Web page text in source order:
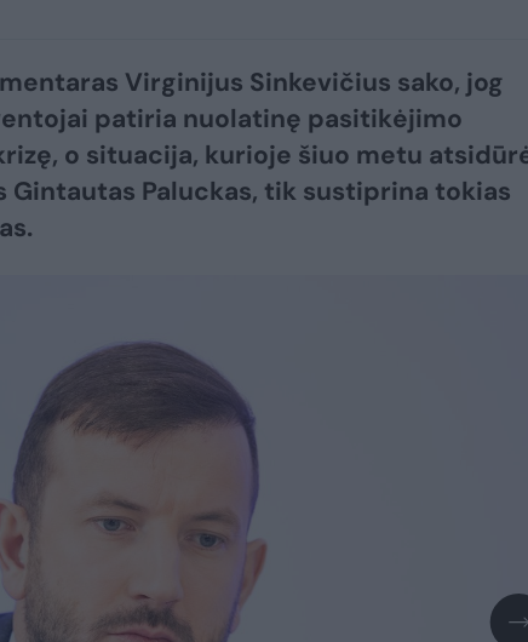
Virginijus Sinkevičius sako, jog
patiria nuolatinę pasitikėjimo
o situacija, kurioje šiuo metu
Gintautas Paluckas, tik sustiprina tokias